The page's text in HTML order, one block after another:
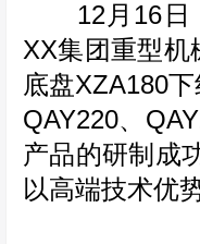
12月16日，
XX集团重型机
底盘XZA180
QAY220、
产品的研制成
以高端技术优